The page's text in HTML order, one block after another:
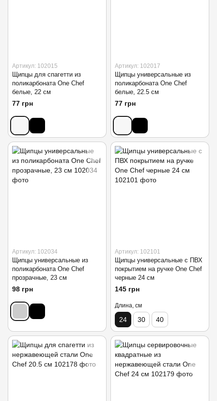
Артикул: 102015
Щипцы для спагетти из
поликарбоната One Chef
белые, 22 см
77 грн
Артикул: 102017
Щипцы универсальные из
поликарбоната One Chef
белые, 22.5 см
77 грн
Артикул: 102034
Щипцы универсальные из
поликарбоната One Chef
прозрачные, 23 см
98 грн
Артикул: 102101
Щипцы универсальные с ПВХ
покрытием на ручке One Chef
черные 24 см
145 грн
Длина, см
24 30 40